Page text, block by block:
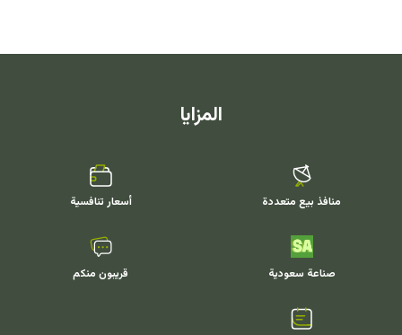
المزايا
منافذ بيع متعددة أسعار تنافسية
صناعة سعودية قريبون منكم